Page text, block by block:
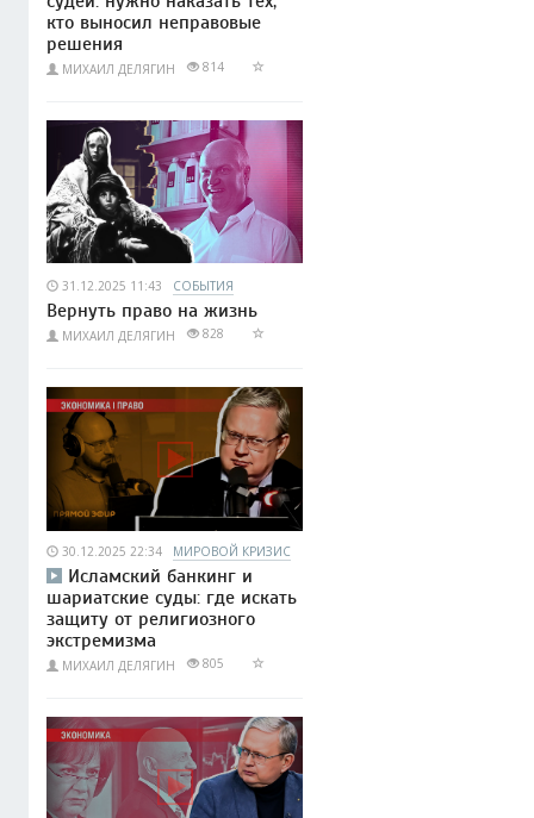
кто выносил неправовые
решения
МИХАИЛ ДЕЛЯГИН 814
31.12.2025 11:43 СОБЫТИЯ
Вернуть право на жизнь
МИХАИЛ ДЕЛЯГИН 828
30.12.2025 22:34 МИРОВОЙ КРИЗИС
Исламский банкинг и
шариатские суды: где искать
защиту от религиозного
экстремизма
МИХАИЛ ДЕЛЯГИН 805